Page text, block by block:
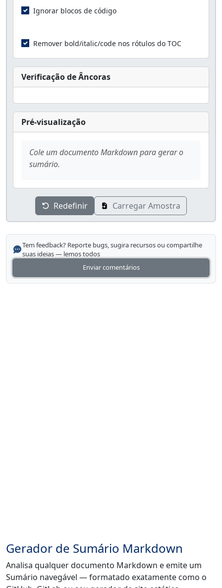
Ignorar blocos de código
Remover bold/italic/code nos rótulos do TOC
Verificação de Âncoras
Pré-visualização
Cole um documento Markdown para gerar o
sumário.
Redefinir Carregar Amostra
Tem feedback? Reporte bugs, sugira recursos ou compartilhe
suas ideias — lemos todos
Enviar comentários
Gerador de Sumário Markdown
Analisa qualquer documento Markdown e emite um
Sumário navegável — formatado exatamente como o